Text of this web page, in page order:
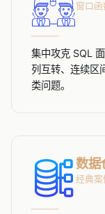
窗口函
集中攻克 SQL
列互转、连续区
类问题。
数据
经典案